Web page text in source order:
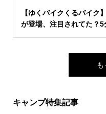
【ゆくバイクくるバイク
が登場、注目されてた？5
も
キャンプ特集記事